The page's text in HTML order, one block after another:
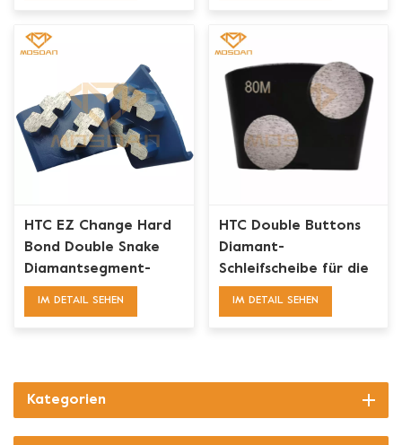
HTC EZ Change Hard
Bond Double Snake
Diamantsegment-
Schleifschuh für
IM DETAIL SEHEN
HTC Double Buttons
Diamant-
Schleifscheibe für die
Betonbodenvorbereitung
IM DETAIL SEHEN
Kategorien